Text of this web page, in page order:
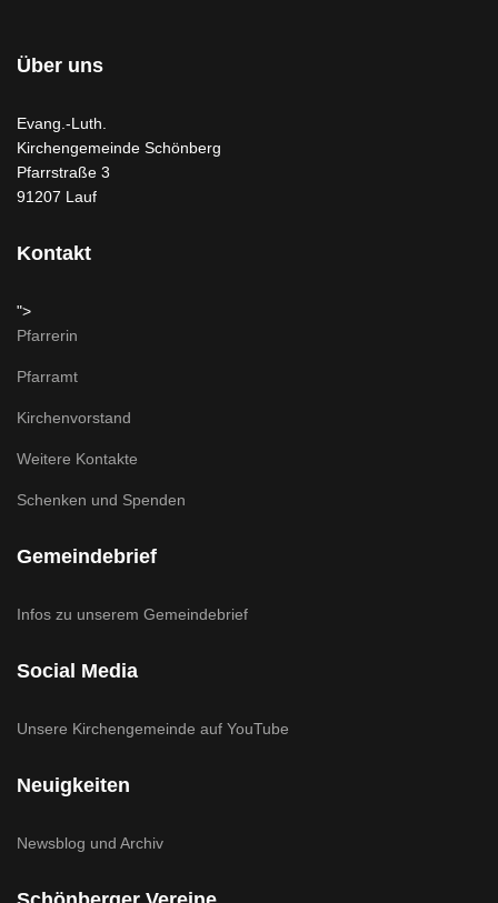
Über uns
Evang.-Luth.
Kirchengemeinde Schönberg
Pfarrstraße 3
91207 Lauf
Kontakt
">
Pfarrerin
Pfarramt
Kirchenvorstand
Weitere Kontakte
Schenken und Spenden
Gemeindebrief
Infos zu unserem Gemeindebrief
Social Media
Unsere Kirchengemeinde auf YouTube
Neuigkeiten
Newsblog und Archiv